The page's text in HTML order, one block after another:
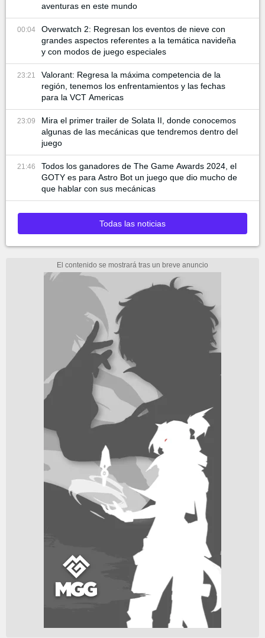
aventuras en este mundo
00:04
Overwatch 2: Regresan los eventos de nieve con
grandes aspectos referentes a la temática navideña
y con modos de juego especiales
23:21
Valorant: Regresa la máxima competencia de la
región, tenemos los enfrentamientos y las fechas
para la VCT Americas
23:09
Mira el primer trailer de Solata II, donde conocemos
algunas de las mecánicas que tendremos dentro del
juego
21:46
Todos los ganadores de The Game Awards 2024, el
GOTY es para Astro Bot un juego que dio mucho de
que hablar con sus mecánicas
Todas las noticias